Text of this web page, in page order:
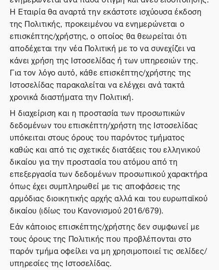
Η Εταιρία θα αναρτά την εκάστοτε ισχύουσα έκδοση
της Πολιτικής, προκειμένου να ενημερώνεται ο
επισκέπτης/χρήστης, ο οποίος θα θεωρείται ότι
αποδέχεται την νέα Πολιτική με το να συνεχίζει να
κάνει χρήση της Ιστοσελίδας ή των υπηρεσιών της.
Για τον λόγο αυτό, κάθε επισκέπτης/χρήστης της
Ιστοσελίδας παρακαλείται να ελέγχει ανά τακτά
χρονικά διαστήματα την Πολιτική.
Η διαχείριση και η προστασία των προσωπικών
δεδομένων του επισκέπτη/χρήστη της Ιστοσελίδας
υπόκειται στους όρους του παρόντος τμήματος
καθώς και από τις σχετικές διατάξεις του ελληνικού
δικαίου για την προστασία του ατόμου από τη
επεξεργασία των δεδομένων προσωπικού χαρακτήρα
όπως έχει συμπληρωθεί με τις αποφάσεις της
αρμόδιας διοικητικής αρχής αλλά και του ευρωπαϊκού
δικαίου (ιδίως του Κανονισμού 2016/679).
Εάν κάποιος επισκέπτης/χρήστης δεν συμφωνεί με
τους όρους της Πολιτικής που προβλέπονται στο
παρόν τμήμα οφείλει να μη χρησιμοποιεί τις σελίδες/
υπηρεσίες της Ιστοσελίδας.